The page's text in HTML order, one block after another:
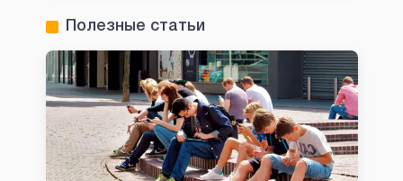
Полезные статьи